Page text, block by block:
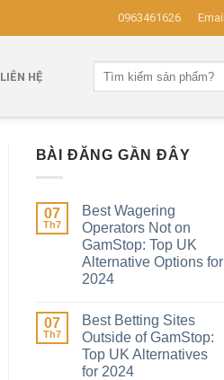
0963461626 Email
LIÊN HỆ
BÀI ĐĂNG GẦN ĐÂY
07
Th7
Best Wagering
Operators Not on
GamStop: Top UK
Alternative Options for
2024
07
Th7
Best Betting Sites
Outside of GamStop:
Top UK Alternatives
for 2024